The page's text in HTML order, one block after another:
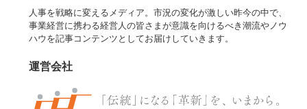
人事を戦略に変えるメディア。市況の変化が激しい昨今の中で、
事業経営に携わる経営人の皆さまが意識を向けるべき潮流やノウ
ハウを記事コンテンツとしてお届けしていきます。
運営会社